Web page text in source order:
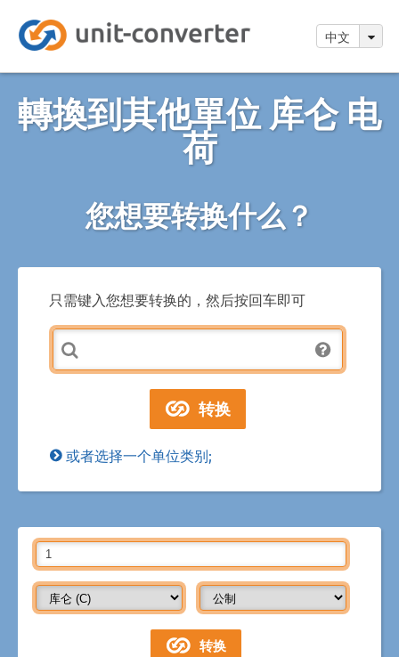
中文
轉換到其他單位 库仑 电
荷
您想要转换什么？
只需键入您想要转换的，然后按回车即可
或者选择一个单位类别;